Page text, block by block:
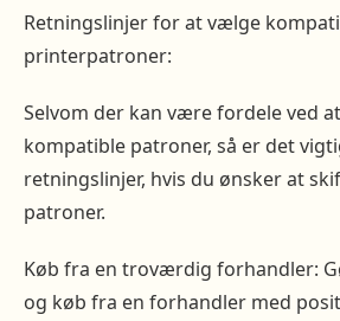
Retningslinjer for at vælge
printerpatroner:
Selvom der kan være fordele ved
kompatible patroner, så er det
retningslinjer, hvis du ønsker at
patroner.
Køb fra en troværdig forhandler:
og køb fra en forhandler med